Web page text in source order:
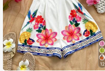
12